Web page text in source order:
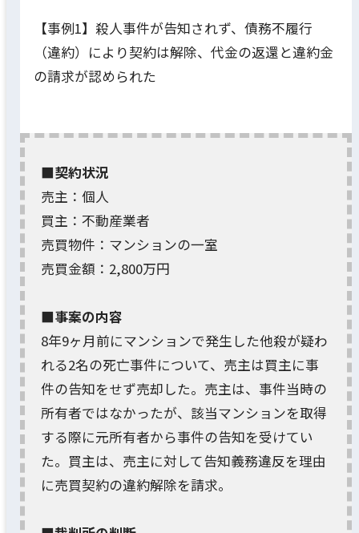
【事例1】殺人事件が告知されず、債務不履行
（違約）により契約は解除、代金の返還と違約金
の請求が認められた
■契約状況
売主：個人
買主：不動産業者
売買物件：マンションの一室
売買金額：2,800万円
■事案の内容
8年9ヶ月前にマンションで発生した他殺が疑わ
れる2名の死亡事件について、売主は買主に事
件の告知をせず売却した。売主は、事件当時の
所有者ではなかったが、該当マンションを取得
する際に元所有者から事件の告知を受けてい
た。買主は、売主に対して告知義務違反を理由
に売買契約の違約解除を請求。